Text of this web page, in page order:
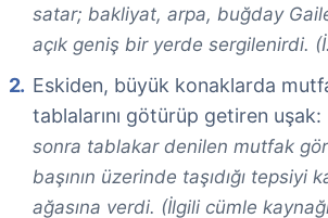
satar; bakliyat, arpa, buğday
açık geniş bir yerde sergilenirdi.
Eskiden, büyük konaklarda
tablalarını götürüp getiren uşak:
sonra tablakar denilen mutfak
başının üzerinde taşıdığı tepsiyi
ağasına verdi. (İlgili cümle